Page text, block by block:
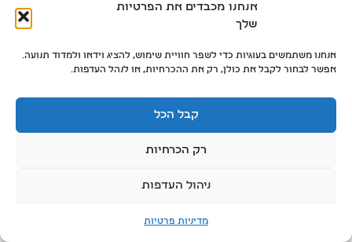
אנחנו מכבדים את הפרטיות
שלך
אנחנו משתמשים בעוגיות כדי לשפר חוויית שימוש, להציג וידאו ולמדוד תנועה.
אפשר לבחור לקבל את כולן, רק את ההכרחיות, או לנהל העדפות.
קבל הכל
רק הכרחיות
ניהול העדפות
מדיניות פרטיות
© כל הזכויות שמורות © לדש דניאל 2024 | Powered by